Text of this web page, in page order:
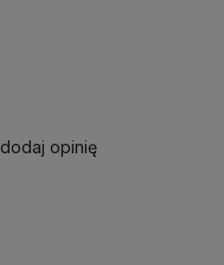
dodaj opinię